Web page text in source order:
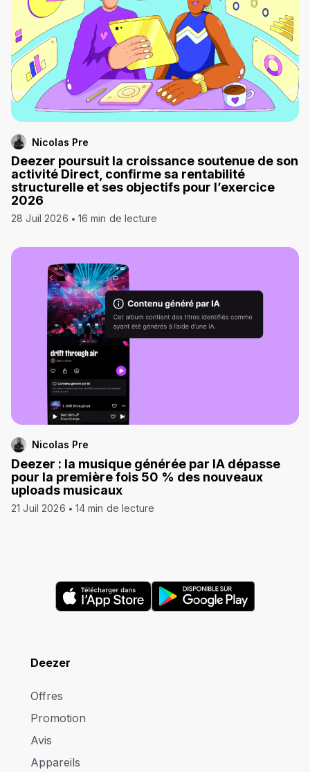
Nicolas Pre
Deezer poursuit la croissance soutenue de son
activité Direct, confirme sa rentabilité
structurelle et ses objectifs pour l’exercice
2026
28 Juil 2026 16 min de lecture
Nicolas Pre
Deezer : la musique générée par IA dépasse
pour la première fois 50 % des nouveaux
uploads musicaux
21 Juil 2026 14 min de lecture
Deezer
Offres
Promotion
Avis
Appareils